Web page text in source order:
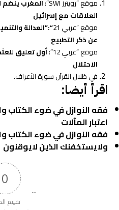
موقع “رويترز SWI”:
المغرب ينضم
العلاقات مع إسرائيل
موقع “عربي 21
“:”العدالة
عن ذكر التطبيع
موقع “عربي 12”:
أول تعليق
الاحتلال
في ظلال القرآن سورة الأعراف.
اقرأ أيضا:
اعتبار المآلات
فقه النوازل في ضوء الكتاب والسنة (5-7)
ولايستخفنك الذين لايوقنون
0
تقييم